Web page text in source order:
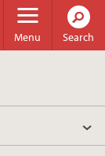
Menu
Search